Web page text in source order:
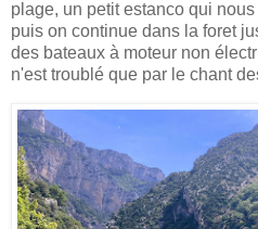
plage, un petit estanco qui
puis on continue dans la foret
des bateaux à moteur non
n'est troublé que par le chant